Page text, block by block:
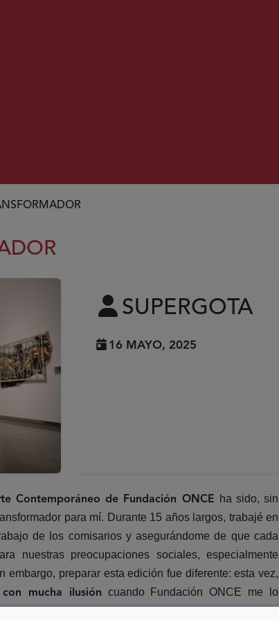
SUPERGOTA
16 MAYO, 2025
Contemporáneo de Fundación ONCE
ha sido, sin
para mí. Durante 15 años largos, trabajé en
de los comisarios y asegurándome de que cada
nuestras preocupaciones sociales, especialmente
preparar esta edición fue diferente: esta vez,
mucha ilusión cuando Fundación ONCE me lo